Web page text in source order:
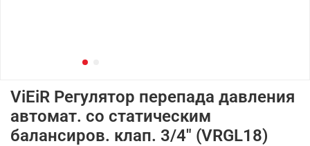
ViEiR Регулятор перепада давления
автомат. со статическим
балансиров. клап. 3/4" (VRGL18)